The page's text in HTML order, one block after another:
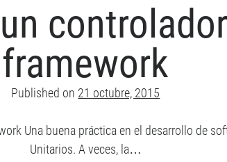
framework
Published on 21 octubre, 2015
Una buena práctica en el desarrollo de
Unitarios. A veces, la…